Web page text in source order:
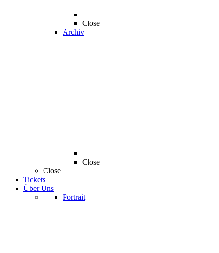
Close
Archiv
Close
Close
Tickets
Über Uns
Portrait